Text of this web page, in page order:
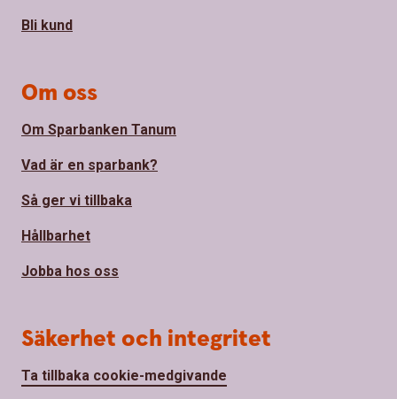
Bli kund
Om oss
Om Sparbanken Tanum
Vad är en sparbank?
Så ger vi tillbaka
Hållbarhet
Jobba hos oss
Säkerhet och integritet
Ta tillbaka cookie-medgivande